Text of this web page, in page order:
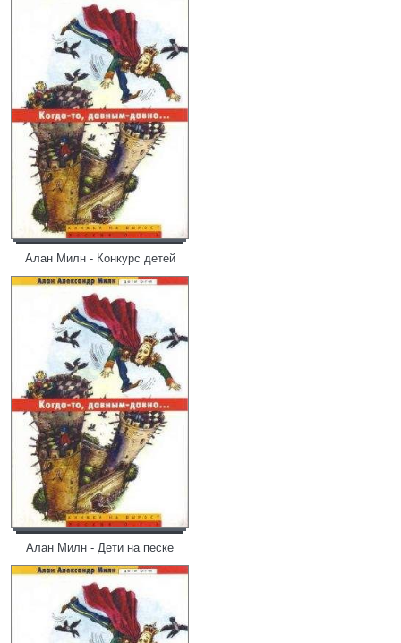
Алан Милн - Конкурс детей
Алан Милн - Дети на песке